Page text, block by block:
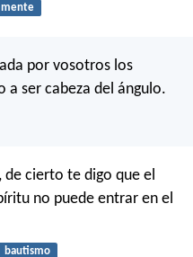
mente
por vosotros los
a ser cabeza del ángulo.
cierto te digo que el
no puede entrar en el
bautismo